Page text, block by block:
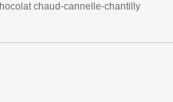
chaud-cannelle-chantilly